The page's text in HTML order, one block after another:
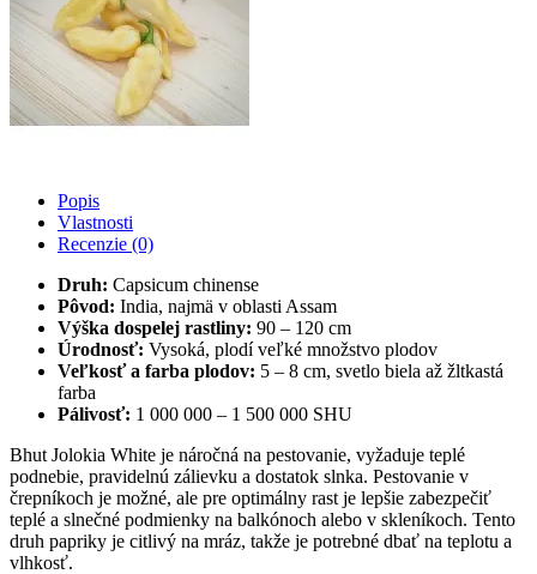
Popis
Vlastnosti
Recenzie (0)
Druh: Capsicum chinense
Pôvod: India, najmä v oblasti Assam
Výška dospelej rastliny: 90 – 120 cm
Úrodnosť: Vysoká, plodí veľké množstvo plodov
Veľkosť a farba plodov: 5 – 8 cm, svetlo biela až žltkastá
farba
Pálivosť: 1 000 000 – 1 500 000 SHU
Bhut Jolokia White je náročná na pestovanie, vyžaduje teplé
podnebie, pravidelnú zálievku a dostatok slnka. Pestovanie v
črepníkoch je možné, ale pre optimálny rast je lepšie zabezpečiť
teplé a slnečné podmienky na balkónoch alebo v skleníkoch. Tento
druh papriky je citlivý na mráz, takže je potrebné dbať na teplotu a
vlhkosť.